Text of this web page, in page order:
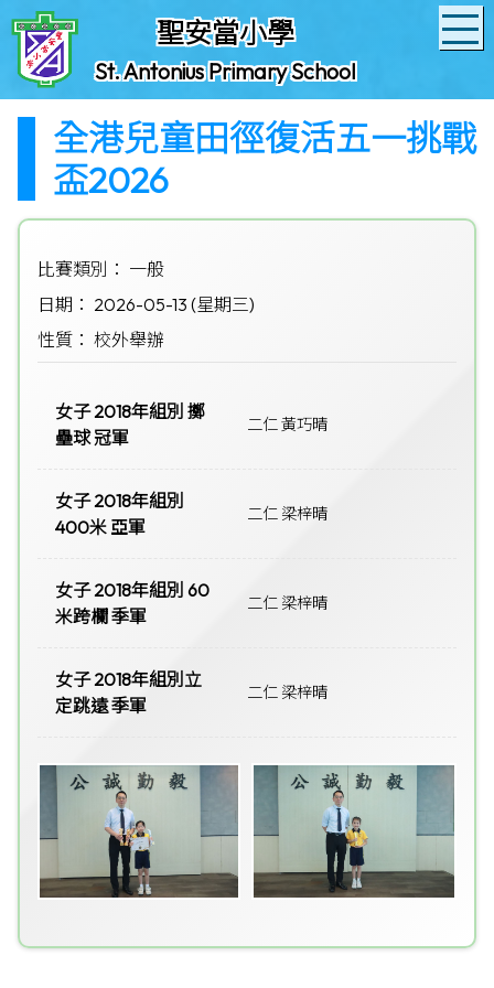
聖安當小學
St. Antonius Primary School
全港兒童田徑復活五一挑戰
盃2026
比賽類別： 一般
日期： 2026-05-13 (星期三)
性質： 校外舉辦
女子 2018年組別 擲
壘球 冠軍
二仁 黃巧晴
女子 2018年組別
400米 亞軍
二仁 梁梓晴
女子 2018年組別 60
米跨欄 季軍
二仁 梁梓晴
女子 2018年組別立
定跳遠 季軍
二仁 梁梓晴